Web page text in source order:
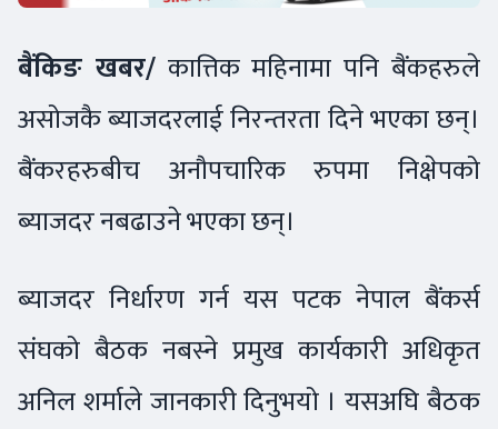
बैंकिङ खबर/कात्तिक महिनामा पनि बैंकहरुले
असोजकै ब्याजदरलाई निरन्तरता दिने भएका छन्।
बैंकरहरुबीच अनौपचारिक रुपमा निक्षेपको
ब्याजदर नबढाउने भएका छन्।
ब्याजदर निर्धारण गर्न यस पटक नेपाल बैंकर्स
संघको बैठक नबस्ने प्रमुख कार्यकारी अधिकृत
अनिल शर्माले जानकारी दिनुभयो । यसअघि बैठक